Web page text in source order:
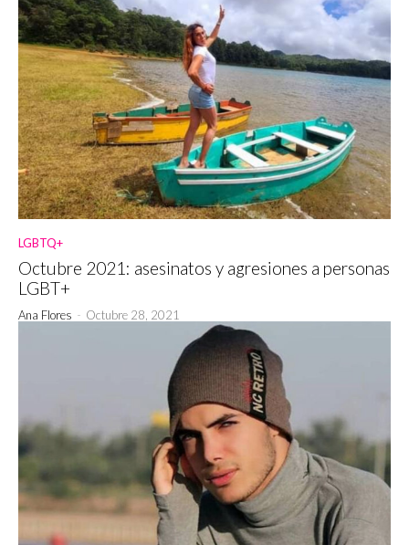
LGBTQ+
Octubre 2021: asesinatos y agresiones a personas
LGBT+
Ana Flores - Octubre 28, 2021